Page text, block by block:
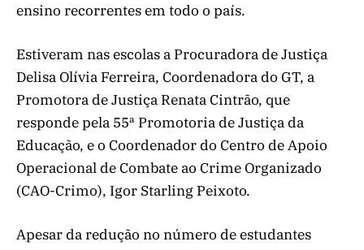
ensino recorrentes em todo o país.
Estiveram nas escolas a Procuradora de Justiça
Delisa Olívia Ferreira, Coordenadora do GT, a
Promotora de Justiça Renata Cintrão, que
responde pela 55ª Promotoria de Justiça da
Educação, e o Coordenador do Centro de Apoio
Operacional de Combate ao Crime Organizado
(CAO-Crimo), Igor Starling Peixoto.
Apesar da redução no número de estudantes